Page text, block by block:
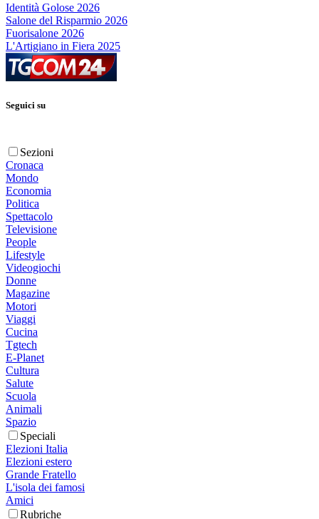
Identità Golose 2026
Salone del Risparmio 2026
Fuorisalone 2026
L'Artigiano in Fiera 2025
Seguici su
Sezioni
Cronaca
Mondo
Economia
Politica
Spettacolo
Televisione
People
Lifestyle
Videogiochi
Donne
Magazine
Motori
Viaggi
Cucina
Tgtech
E-Planet
Cultura
Salute
Scuola
Animali
Spazio
Speciali
Elezioni Italia
Elezioni estero
Grande Fratello
L'isola dei famosi
Amici
Rubriche